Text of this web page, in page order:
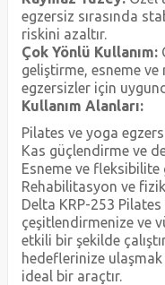
egzersiz sırasında
riskini azaltır.
Çok Yönlü Kullanım:
geliştirme, esneme
egzersizler için
Kullanım Alanları:
Pilates ve yoga
Kas güçlendirme ve
Esneme ve fleksibilite
Rehabilitasyon ve
Delta KRP-253
çeşitlendirmenize ve
etkili bir şekilde
hedeflerinize ulaşmak
ideal bir araçtır.